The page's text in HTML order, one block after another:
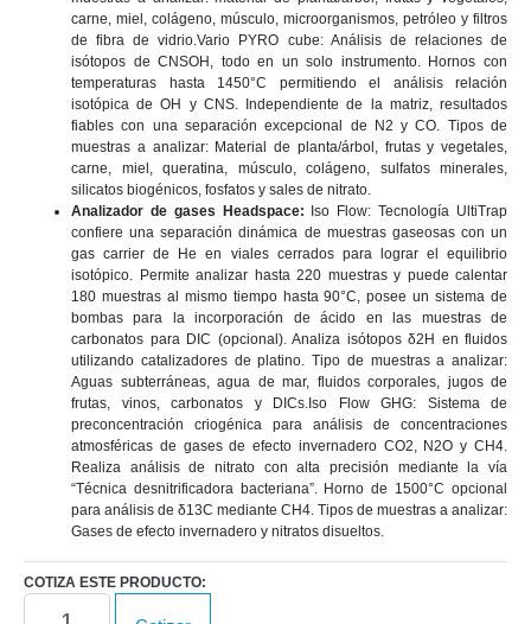
carne, miel, colágeno, músculo, microorganismos, petróleo y filtros
de fibra de vidrio.Vario PYRO cube: Análisis de relaciones de
isótopos de CNSOH, todo en un solo instrumento. Hornos con
temperaturas hasta 1450°C permitiendo el análisis relación
isotópica de OH y CNS. Independiente de la matriz, resultados
fiables con una separación excepcional de N2 y CO. Tipos de
muestras a analizar: Material de planta/árbol, frutas y vegetales,
carne, miel, queratina, músculo, colágeno, sulfatos minerales,
silicatos biogénicos, fosfatos y sales de nitrato.
Analizador de gases Headspace: Iso Flow: Tecnología UltiTrap
confiere una separación dinámica de muestras gaseosas con un
gas carrier de He en viales cerrados para lograr el equilibrio
isotópico. Permite analizar hasta 220 muestras y puede calentar
180 muestras al mismo tiempo hasta 90°C, posee un sistema de
bombas para la incorporación de ácido en las muestras de
carbonatos para DIC (opcional). Analiza isótopos δ2H en fluidos
utilizando catalizadores de platino. Tipo de muestras a analizar:
Aguas subterráneas, agua de mar, fluidos corporales, jugos de
frutas, vinos, carbonatos y DICs.Iso Flow GHG: Sistema de
preconcentración criogénica para análisis de concentraciones
atmosféricas de gases de efecto invernadero CO2, N2O y CH4.
Realiza análisis de nitrato con alta precisión mediante la vía
“Técnica desnitrificadora bacteriana”. Horno de 1500°C opcional
para análisis de δ13C mediante CH4. Tipos de muestras a analizar:
Gases de efecto invernadero y nitratos disueltos.
COTIZA ESTE PRODUCTO: